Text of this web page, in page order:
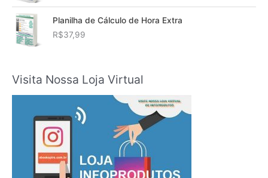
Planilha de Cálculo de Hora Extra
R$37,99
Visita Nossa Loja Virtual